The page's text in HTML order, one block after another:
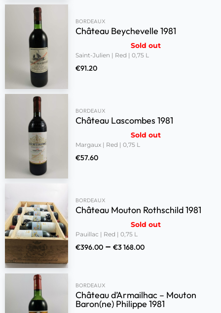
BORDEAUX
Château Beychevelle 1981
Sold out
Saint-Julien | Red | 0,75 L
€91.20
BORDEAUX
Château Lascombes 1981
Sold out
Margaux | Red | 0,75 L
€57.60
BORDEAUX
Château Mouton Rothschild 1981
Sold out
Pauillac | Red | 0,75 L
€396.00 – €3 168.00
BORDEAUX
Château d’Armailhac – Mouton
Baron(ne) Philippe 1981